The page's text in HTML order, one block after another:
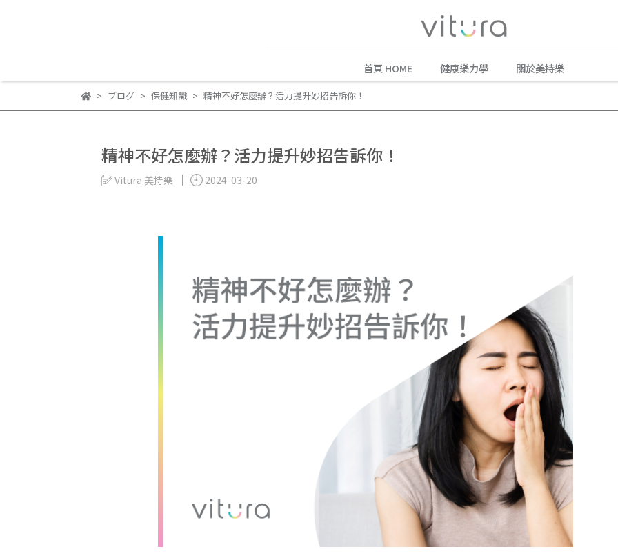
首頁 HOME 健康樂力學 關於美持樂
ブログ 保健知識 精神不好怎麼辦？活力提升妙招告訴你！
精神不好怎麼辦？活力提升妙招告訴你！
Vitura 美持樂 2024-03-20